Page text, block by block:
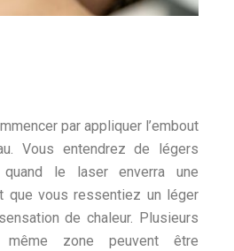
par appliquer l’embout
Vous entendrez de légers
quand le laser enverra une
que vous ressentiez un léger
de chaleur. Plusieurs
zone peuvent être